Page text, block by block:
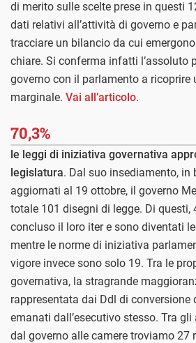
di merito sulle scelte prese in questi
dati relativi all’attività di governo e
tracciare un bilancio da cui
chiare. Si conferma infatti l’assoluto
governo con il parlamento a ricoprire
marginale. Vai all’articolo.
70,3%
le leggi di iniziativa governativa
legislatura. Dal suo insediamento, in
aggiornati al 19 ottobre, il governo
totale 101 disegni di legge. Di questi,
concluso il loro iter e sono diventati
mentre le norme di iniziativa
vigore invece sono solo 19. Tra le
governativa, la stragrande
rappresentata dai Ddl di conversione
emanati dall’esecutivo stesso. Tra
dal governo alle camere troviamo 27